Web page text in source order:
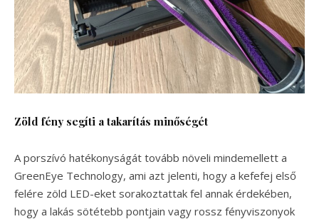
Zöld fény segíti a takarítás minőségét
A porszívó hatékonyságát tovább növeli mindemellett a
GreenEye Technology, ami azt jelenti, hogy a kefefej első
felére zöld LED-eket sorakoztattak fel annak érdekében,
hogy a lakás sötétebb pontjain vagy rossz fényviszonyok